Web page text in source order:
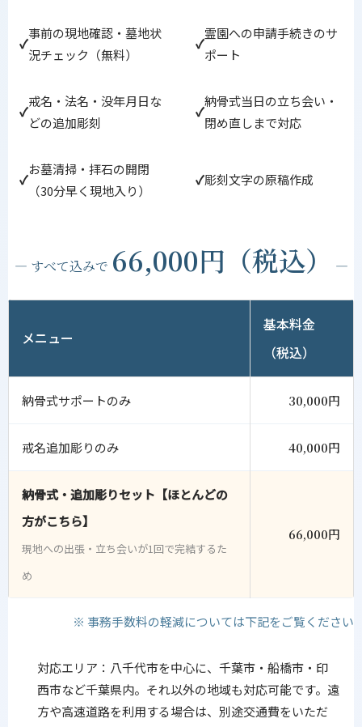
事前の現地確認・墓地状
況チェック（無料）
霊園への申請手続きのサ
ポート
戒名・法名・没年月日な
どの追加彫刻
納骨式当日の立ち会い・
閉め直しまで対応
お墓清掃・拝石の開閉
（30分早く現地入り）
彫刻文字の原稿作成
— すべて込みで 66,000円（税込） —
メニュー
基本料金
（税込）
納骨式サポートのみ 30,000円
戒名追加彫りのみ 40,000円
納骨式・追加彫りセット【ほとんどの
方がこちら】
現地への出張・立ち会いが1回で完結するた
め
66,000円
※ 事務手数料の軽減については下記をご覧ください
対応エリア：八千代市を中心に、千葉市・船橋市・印
西市など千葉県内。それ以外の地域も対応可能です。遠
方や高速道路を利用する場合は、別途交通費をいただ